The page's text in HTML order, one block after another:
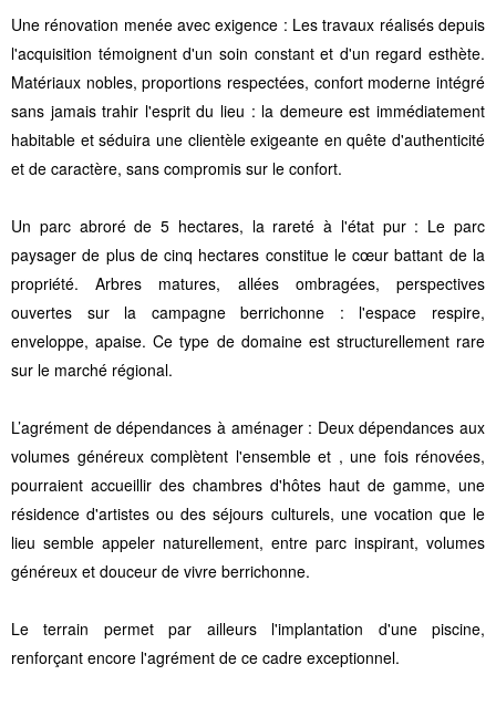
Une rénovation menée avec exigence : Les travaux réalisés depuis
l'acquisition témoignent d'un soin constant et d'un regard esthète.
Matériaux nobles, proportions respectées, confort moderne intégré
sans jamais trahir l'esprit du lieu : la demeure est immédiatement
habitable et séduira une clientèle exigeante en quête d'authenticité
et de caractère, sans compromis sur le confort.
Un parc abroré de 5 hectares, la rareté à l'état pur : Le parc
paysager de plus de cinq hectares constitue le cœur battant de la
propriété. Arbres matures, allées ombragées, perspectives
ouvertes sur la campagne berrichonne : l'espace respire,
enveloppe, apaise. Ce type de domaine est structurellement rare
sur le marché régional.
L’agrément de dépendances à aménager : Deux dépendances aux
volumes généreux complètent l'ensemble et , une fois rénovées,
pourraient accueillir des chambres d'hôtes haut de gamme, une
résidence d'artistes ou des séjours culturels, une vocation que le
lieu semble appeler naturellement, entre parc inspirant, volumes
généreux et douceur de vivre berrichonne.
Le terrain permet par ailleurs l'implantation d'une piscine,
renforçant encore l'agrément de ce cadre exceptionnel.